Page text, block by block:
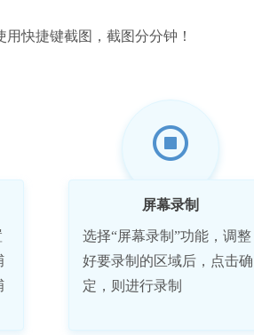
快捷键截图，截图分分钟！
屏幕录制
选择“屏幕录制”功能，调整
好要录制的区域后，点击确
定，则进行录制